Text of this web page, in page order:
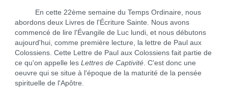
En cette 22ème semaine du Temps Ordinaire, nous
abordons deux Livres de l'Écriture Sainte. Nous avons
commencé de lire l'Évangile de Luc lundi, et nous débutons
aujourd'hui, comme première lecture, la lettre de Paul aux
Colossiens. Cette Lettre de Paul aux Colossiens fait partie de
ce qu'on appelle les Lettres de Captivité. C'est donc une
oeuvre qui se situe à l'époque de la maturité de la pensée
spirituelle de l'Apôtre.